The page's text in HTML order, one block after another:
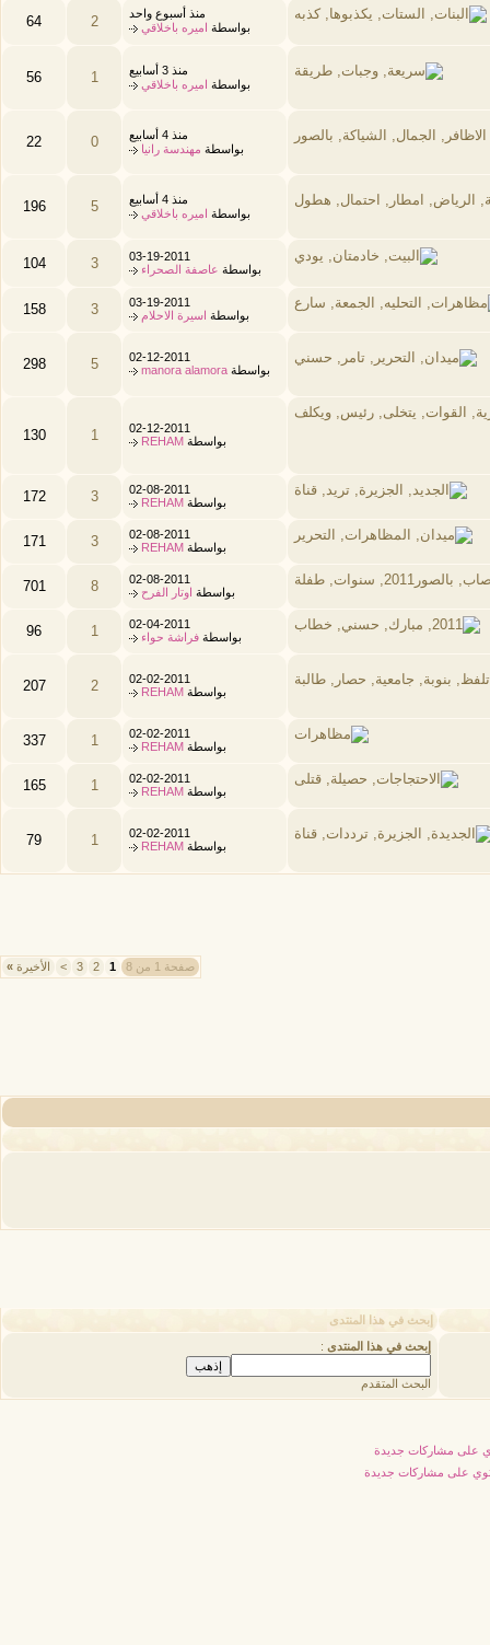
منذ أسبوع واحد
بواسطة اميره باخلاقي 2
64
منذ 3 أسابيع
بواسطة اميره باخلاقي 1
56
منذ 4 أسابيع
بواسطة مهندسة رانيا 0
22
منذ 4 أسابيع
بواسطة اميره باخلاقي 5
196
03-19-2011
بواسطة عاصفة الصحراء 3
104
03-19-2011
بواسطة اسيرة الاحلام 3
158
02-12-2011
بواسطة manora alamora
5
298
02-12-2011
بواسطة REHAM
1
130
02-08-2011
بواسطة REHAM
3
172
02-08-2011
بواسطة REHAM
3
171
02-08-2011
بواسطة اوتار الفرح 8
701
02-04-2011
بواسطة فراشة حواء 1
96
02-02-2011
بواسطة REHAM
2
207
02-02-2011
بواسطة REHAM
1
337
02-02-2011
بواسطة REHAM
1
165
02-02-2011
بواسطة REHAM
1
79
صفحة 1 من 8 1
2
3
> الأخيرة »
إبحث في هذا المنتدى
إبحث في هذا المنتدى :
البحث المتقدم
على مشاركات جديدة
على مشاركات جديدة